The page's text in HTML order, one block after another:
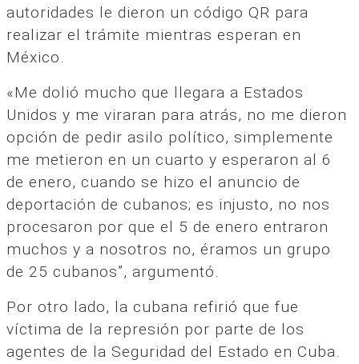
autoridades le dieron un código QR para
realizar el trámite mientras esperan en
México.
«Me dolió mucho que llegara a Estados
Unidos y me viraran para atrás, no me dieron
opción de pedir asilo político, simplemente
me metieron en un cuarto y esperaron al 6
de enero, cuando se hizo el anuncio de
deportación de cubanos; es injusto, no nos
procesaron por que el 5 de enero entraron
muchos y a nosotros no, éramos un grupo
de 25 cubanos”, argumentó.
Por otro lado, la cubana refirió que fue
víctima de la represión por parte de los
agentes de la Seguridad del Estado en Cuba.